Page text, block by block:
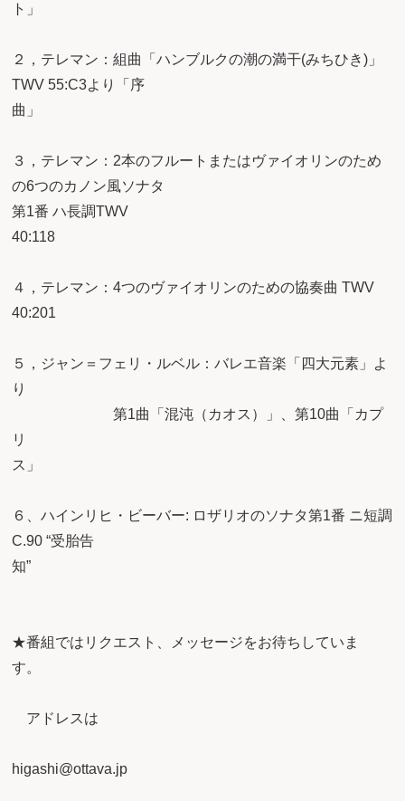
ト
２，テレマン：組曲「ハンブルクの潮の満干(みちひき)」
TWV 55:C3より「序
曲
３，テレマン：2本のフルートまたはヴァイオリンのため
の6つのカノン風ソナタ
第1番 ハ長調TWV
４，テレマン：4つのヴァイオリンのための協奏曲 TWV
５，ジャン＝フェリ・ルベル：バレエ音楽「四大元素」よ
第1曲「混沌（カオス）」、第10曲「カプ
リ
ス
６、ハインリヒ・ビーバー: ロザリオのソナタ第1番 ニ短調
C.90 “受胎告
知
★番組ではリクエスト、メッセージをお待ちしていま
す
アドレスは